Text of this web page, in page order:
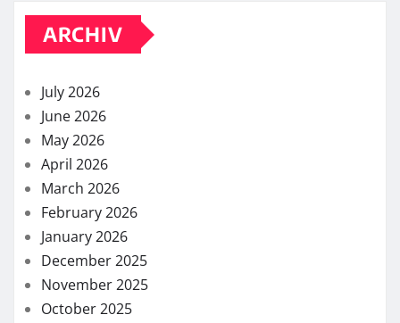
ARCHIV
July 2026
June 2026
May 2026
April 2026
March 2026
February 2026
January 2026
December 2025
November 2025
October 2025